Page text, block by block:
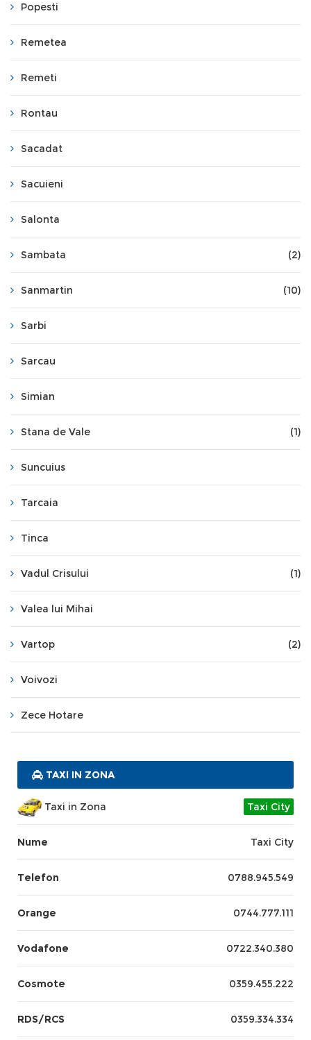
Popesti
Remetea
Remeti
Rontau
Sacadat
Sacuieni
Salonta
Sambata (2)
Sanmartin (10)
Sarbi
Sarcau
Simian
Stana de Vale (1)
Suncuius
Tarcaia
Tinca
Vadul Crisului (1)
Valea lui Mihai
Vartop (2)
Voivozi
Zece Hotare
TAXI IN ZONA
Taxi in Zona Taxi City
Nume Taxi City
Telefon 0788.945.549
Orange 0744.777.111
Vodafone 0722.340.380
Cosmote 0359.455.222
RDS/RCS 0359.334.334